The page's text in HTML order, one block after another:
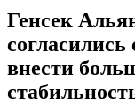
Генсек
внести